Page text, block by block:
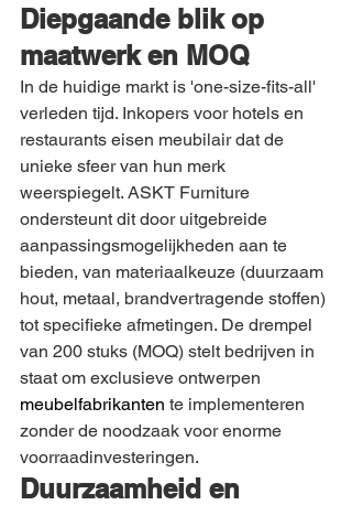
Diepgaande blik op
maatwerk en MOQ
In de huidige markt is 'one-size-fits-all'
verleden tijd. Inkopers voor hotels en
restaurants eisen meubilair dat de
unieke sfeer van hun merk
weerspiegelt. ASKT Furniture
ondersteunt dit door uitgebreide
aanpassingsmogelijkheden aan te
bieden, van materiaalkeuze (duurzaam
hout, metaal, brandvertragende stoffen)
tot specifieke afmetingen. De drempel
van 200 stuks (MOQ) stelt bedrijven in
staat om exclusieve ontwerpen
meubelfabrikanten te implementeren
zonder de noodzaak voor enorme
voorraadinvesteringen.
Duurzaamheid en